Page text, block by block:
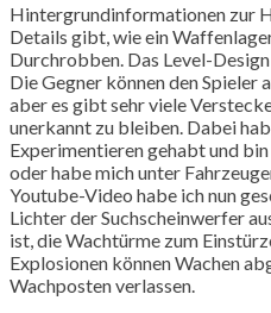
Hintergrundinformationen zur
Details gibt, wie ein
Durchrobben. Das Level-
Die Gegner können den Spieler
aber es gibt sehr viele
unerkannt zu bleiben. Dabei
Experimentieren gehabt und
oder habe mich unter
Youtube-Video habe ich nun
Lichter der Suchscheinwerfer
ist, die Wachtürme zum
Explosionen können Wachen
Wachposten verlassen.